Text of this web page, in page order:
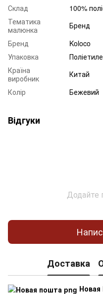
Склад
100%
Тематика
малюнка
Бренд
Бренд
Koloco
Упаковка
Країна
виробник
Китай
Колір
Бежевий
Відгуки
Додайте
Доставка
Новая